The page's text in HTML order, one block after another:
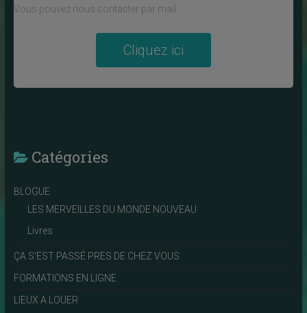
Vous pouvez nous contacter par mail :
Cliquez ici
Catégories
BLOGUE
LES MERVEILLES DU MONDE NOUVEAU
Livres
ÇA S'EST PASSÉ PRES DE CHEZ VOUS
FORMATIONS EN LIGNE
LIEUX A LOUER